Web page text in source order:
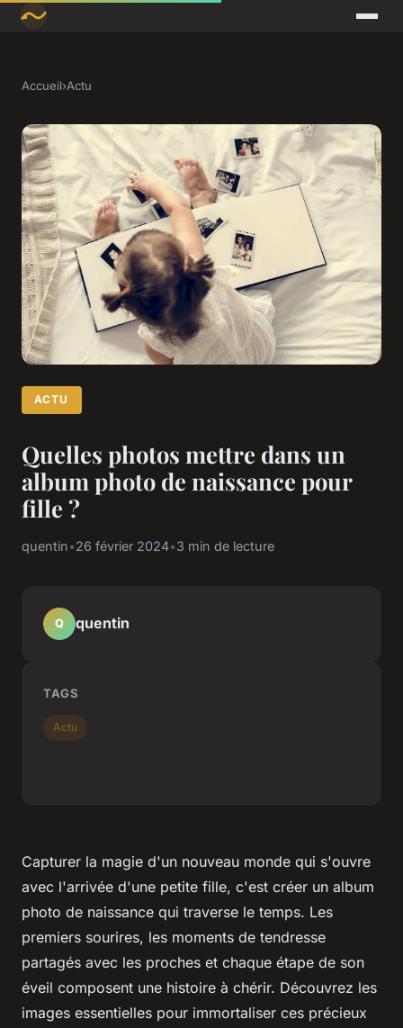
Accueil›Actu
ACTU
Quelles photos mettre dans un
album photo de naissance pour
fille ?
quentin•26 février 2024•3 min de lecture
Capturer la magie d'un nouveau monde qui s'ouvre
avec l'arrivée d'une petite fille, c'est créer un album
photo de naissance qui traverse le temps. Les
premiers sourires, les moments de tendresse
partagés avec les proches et chaque étape de son
éveil composent une histoire à chérir. Découvrez les
images essentielles pour immortaliser ces précieux
Q quentin
TAGS
Actu